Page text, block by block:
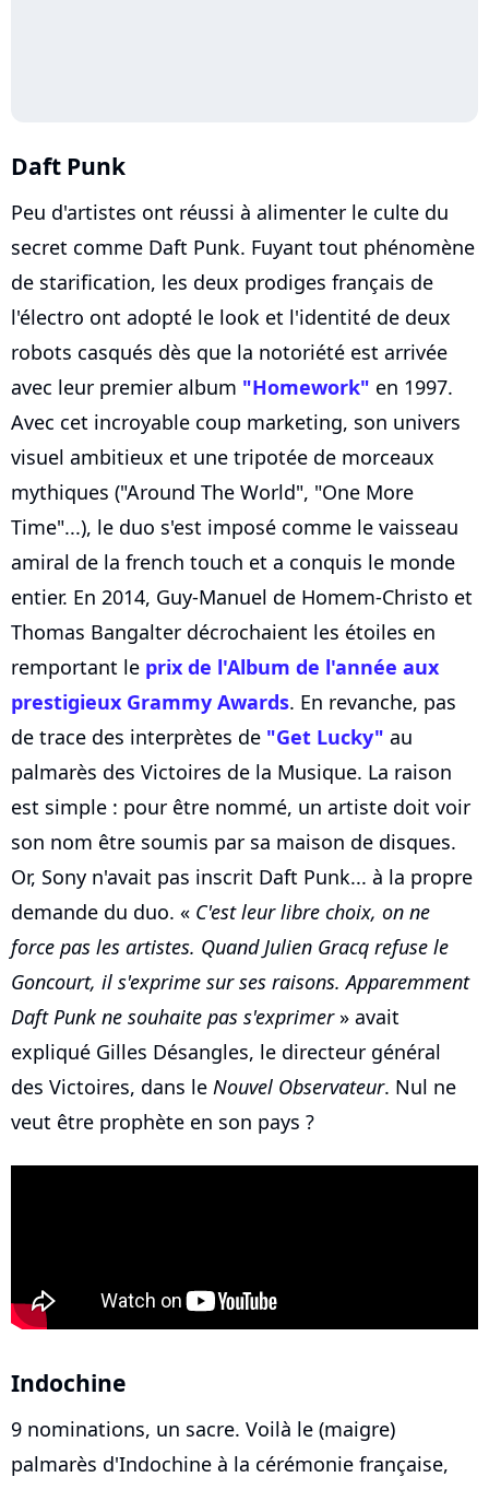
Daft Punk
Peu d'artistes ont réussi à alimenter le culte du
secret comme Daft Punk. Fuyant tout phénomène
de starification, les deux prodiges français de
l'électro ont adopté le look et l'identité de deux
robots casqués dès que la notoriété est arrivée
avec leur premier album "Homework" en 1997.
Avec cet incroyable coup marketing, son univers
visuel ambitieux et une tripotée de morceaux
mythiques ("Around The World", "One More
Time"...), le duo s'est imposé comme le vaisseau
amiral de la french touch et a conquis le monde
entier. En 2014, Guy-Manuel de Homem-Christo et
Thomas Bangalter décrochaient les étoiles en
remportant le prix de l'Album de l'année aux
prestigieux Grammy Awards. En revanche, pas
de trace des interprètes de "Get Lucky" au
palmarès des Victoires de la Musique. La raison
est simple : pour être nommé, un artiste doit voir
son nom être soumis par sa maison de disques.
Or, Sony n'avait pas inscrit Daft Punk... à la propre
demande du duo. « C'est leur libre choix, on ne
force pas les artistes. Quand Julien Gracq refuse le
Goncourt, il s'exprime sur ses raisons. Apparemment
Daft Punk ne souhaite pas s'exprimer» avait
expliqué Gilles Désangles, le directeur général
des Victoires, dans le Nouvel Observateur. Nul ne
veut être prophète en son pays ?
Indochine
9 nominations, un sacre. Voilà le (maigre)
palmarès d'Indochine à la cérémonie française,